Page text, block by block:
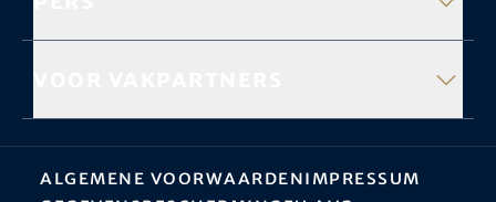
Algemene VoorwaardenImpressum